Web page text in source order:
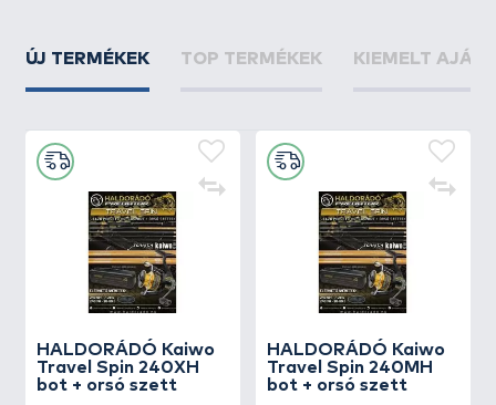
ÚJ TERMÉKEK TOP TERMÉKEK KIEMELT
HALDORÁDÓ Kaiwo
Travel Spin 240XH
bot + orsó szett
HALDORÁDÓ Kaiwo
Travel Spin 240MH
bot + orsó szett